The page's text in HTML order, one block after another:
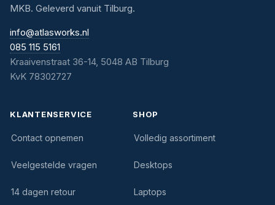
MKB. Geleverd vanuit Tilburg.
info@atlasworks.nl
085 115 5161
Kraaivenstraat 36-14, 5048 AB Tilburg
KvK 78302727
KLANTENSERVICE
Contact opnemen
Veelgestelde vragen
14 dagen retour
SHOP
Volledig assortiment
Desktops
Laptops